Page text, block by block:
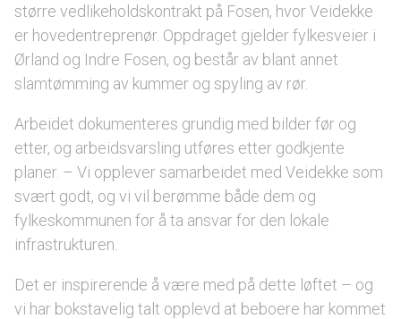
større vedlikeholdskontrakt på Fosen, hvor Veidekke
er hovedentreprenør. Oppdraget gjelder fylkesveier i
Ørland og Indre Fosen, og består av blant annet
slamtømming av kummer og spyling av rør.
Arbeidet dokumenteres grundig med bilder før og
etter, og arbeidsvarsling utføres etter godkjente
planer. – Vi opplever samarbeidet med Veidekke som
svært godt, og vi vil berømme både dem og
fylkeskommunen for å ta ansvar for den lokale
infrastrukturen.
Det er inspirerende å være med på dette løftet – og
vi har bokstavelig talt opplevd at beboere har kommet